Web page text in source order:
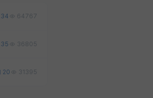
34 64767
35 36805
20 31395